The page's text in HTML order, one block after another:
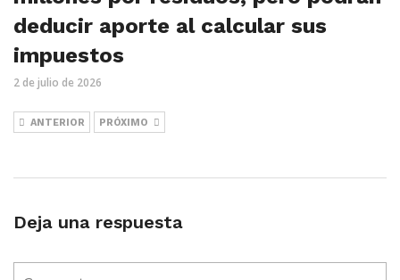
deducir aporte al calcular sus
impuestos
2 de julio de 2026
ANTERIOR PRÓXIMO
Deja una respuesta